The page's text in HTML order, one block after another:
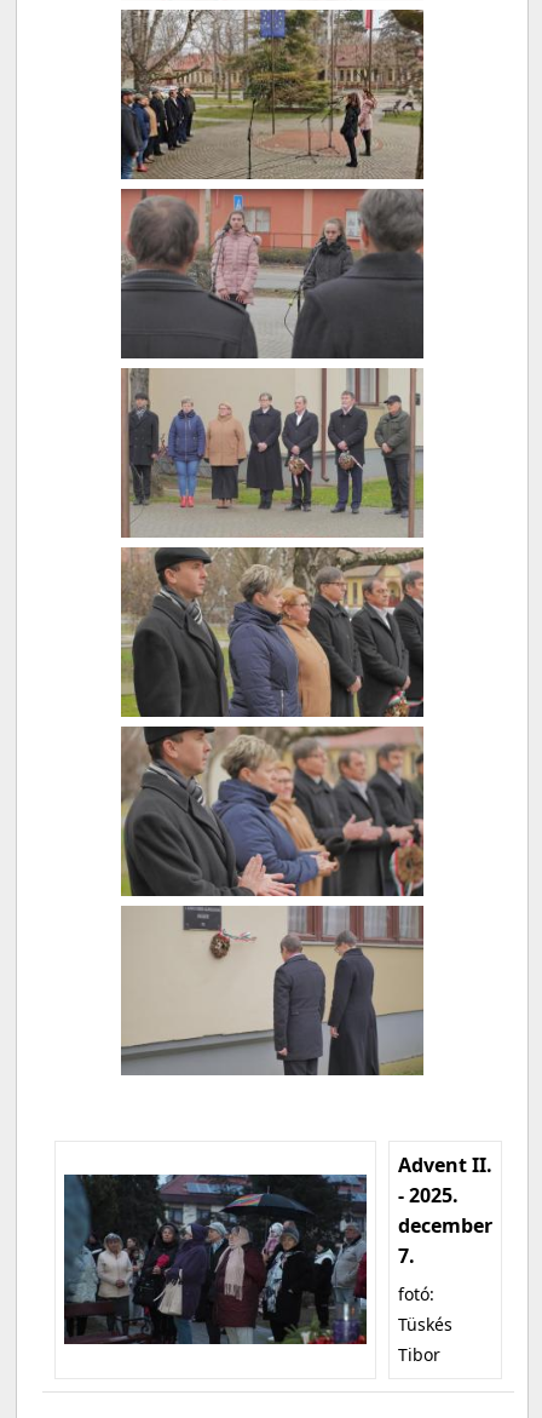
Advent II.
- 2025.
december
7.
fotó:
Tüskés
Tibor